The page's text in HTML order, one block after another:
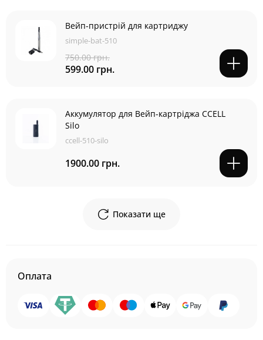
Вейп-пристрій для картриджу
simple-bat-510
750.00 грн.
599.00 грн.
Аккумулятор для Вейп-картріджа CCELL
Silo
ccell-510-silo
1900.00 грн.
Показати ще
Оплата